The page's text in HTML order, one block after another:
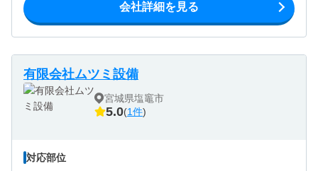
会社詳細を見る
有限会社ムツミ設備
宮城県塩竈市
5.0(1件)
対応部位